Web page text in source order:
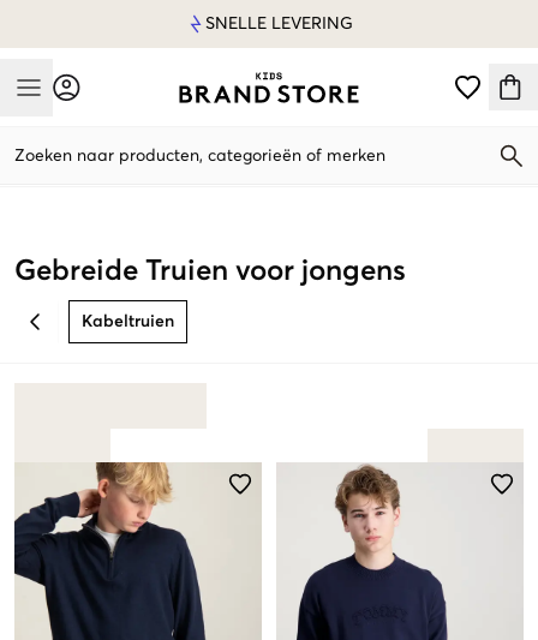
SNELLE LEVERING
Mobile Menu
Zoeken naar producten, categorieën of merken
Gebreide Truien voor jongens
BACK Kabeltruien